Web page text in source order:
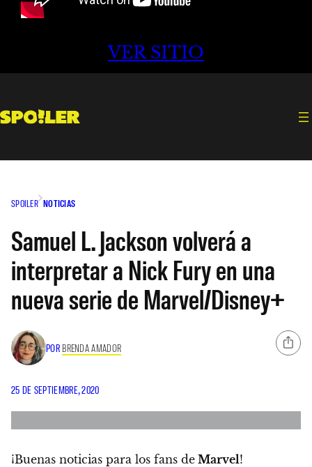
VER SITIO
SPOILER NOTICIAS
Samuel L. Jackson volverá a
interpretar a Nick Fury en una
nueva serie de Marvel/Disney+
POR BRENDA AMADOR
25 DE SEPTIEMBRE, 2020
¡Buenas noticias para los fans de Marvel!